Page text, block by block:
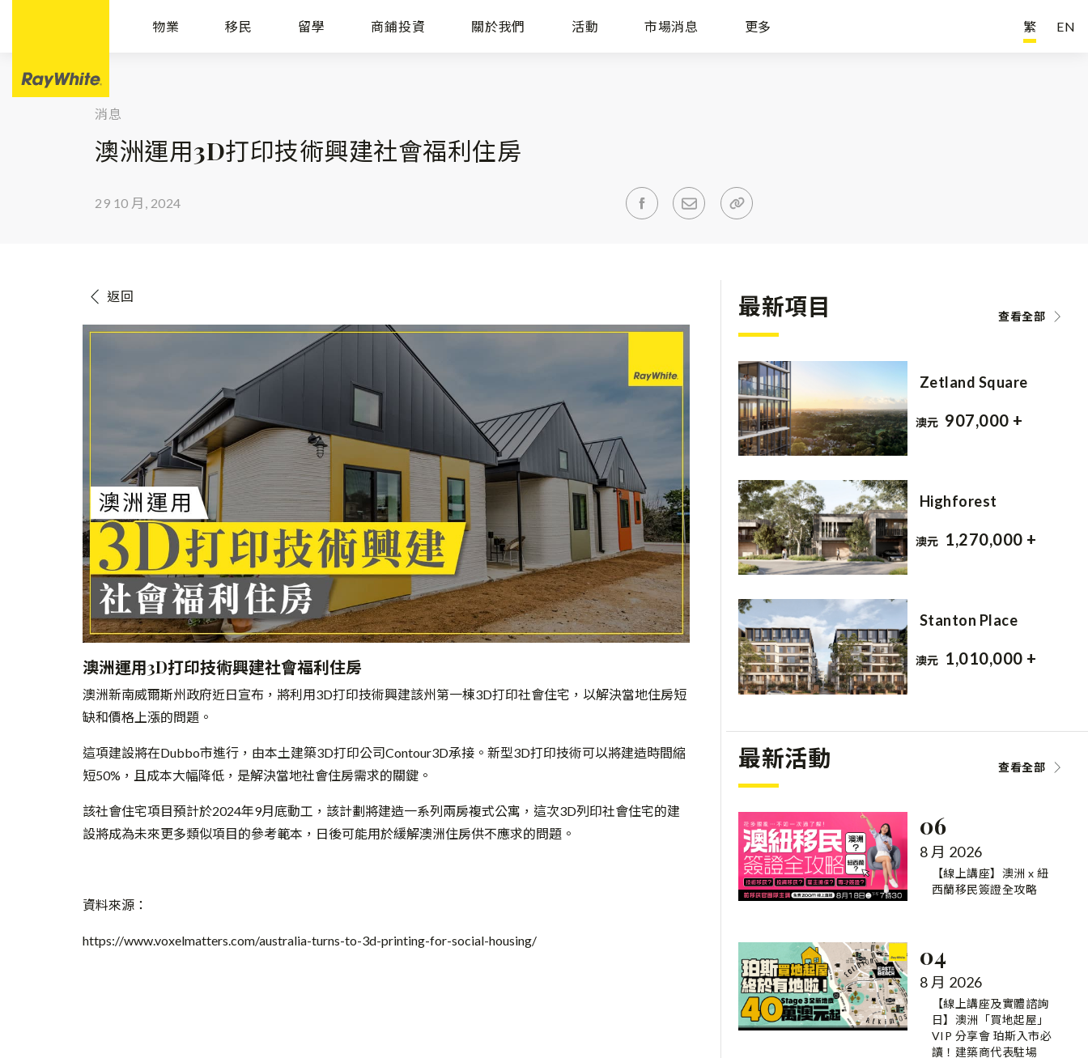
物業 移民 留學 商鋪投資 關於我們 活動 市場消息 更多 EN
繁
消息
澳洲運用3D打印技術興建社會福利住房
29 10 月, 2024
返回
澳洲運用3D打印技術興建社會福利住房
澳洲新南威爾斯州政府近日宣布，將利用3D打印技術興建該州第一棟3D打印社會住宅，以解決當地住房短
缺和價格上漲的問題。
這項建設將在Dubbo市進行，由本土建築3D打印公司Contour3D承接。新型3D打印技術可以將建造時間縮
短50% ，且成本大幅降低，是解決當地社會住房需求的關鍵。
該社會住宅項目預計於2024年9月底動工，該計劃將建造一系列兩房複式公寓，這次3D列印社會住宅的建
設將成為未來更多類似項目的參考範本，日後可能用於緩解澳洲住房供不應求的問題。
資料來源：
https://www.voxelmatters.com/australia-turns-to-3d-printing-for-social-housing/
最新項目 查看全部
Zetland Square
澳元 907,000 +
Highforest
澳元 1,270,000 +
Stanton Place
澳元 1,010,000 +
最新活動 查看全部
06
8 月 2026
【線上講座】澳洲 x 紐
西蘭移民簽證全攻略
04
8 月 2026
【線上講座及實體諮詢
日】澳洲「買地起屋」
VIP 分享會 珀斯入市必
讀！建築商代表駐場